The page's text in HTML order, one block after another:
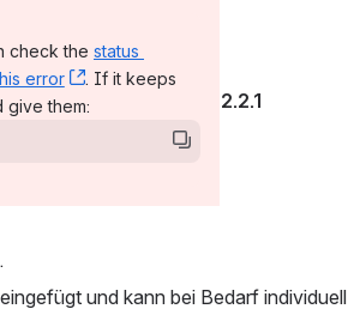
check the status
error , (opens new window)
. If it keeps
new window)
give them: 2.2.1
und kann bei Bedarf individuell